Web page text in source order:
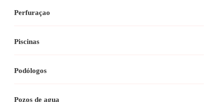
Perfuraçao
Piscinas
Podólogos
Pozos de agua